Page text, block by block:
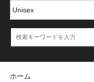
ホーム